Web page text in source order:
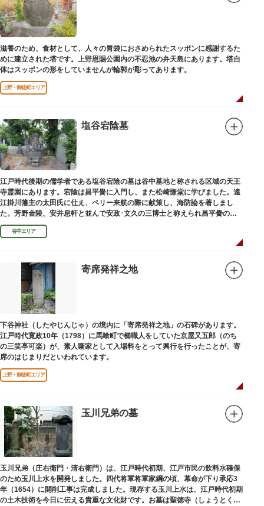
滋養のため、食材として、人々の胃袋におさめられたスッポンに感謝するた
めに建立された塔です。上野恩賜公園内の不忍池の弁天島にあります。塔自
体はスッポンの形をしていませんが輪郭が彫ってあります。
上野・御徒町エリア
塩谷宕陰墓
江戸時代後期の儒学者である塩谷宕陰の墓は谷中墓地と称される区域の天王
寺霊園にあります。宕陰は昌平黌に入門し、また松崎慊堂に学びました。遠
江掛川藩主の太田氏に仕え、ペリー来航の際に献策し、海防論を著しまし
た。芳野金陵、安井息軒と並んで安政･文久の三博士と称えられ昌平黌の教
授として多くの文人を育て、慶応3年 （1867）に没しました。
谷中エリア
寄席発祥之地
下谷神社（したやじんじゃ）の境内に「寄席発祥之地」の石碑があります。
江戸時代寛政10年（1798）に馬喰町で櫛職人をしていた京屋又五郎（のち
の三笑亭可楽）が、素人噺家として入場料をとって興行を行ったことが、寄
席のはじまりだといわれています。
上野・御徒町エリア
玉川兄弟の墓
玉川兄弟（庄右衛門・清右衛門）は、江戸時代初期、江戸市民の飲料水確保
のため玉川上水を開発しました。四代将軍将軍家綱の頃、幕命が下り承応3
年（1654）に開削工事は完成しました。現存する玉川上水は、江戸時代初期
の土木技術を今日に伝える貴重な文化財です。お墓は聖徳寺（しょうとく